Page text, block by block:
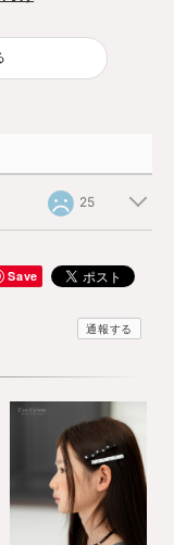
25
Save
通報する